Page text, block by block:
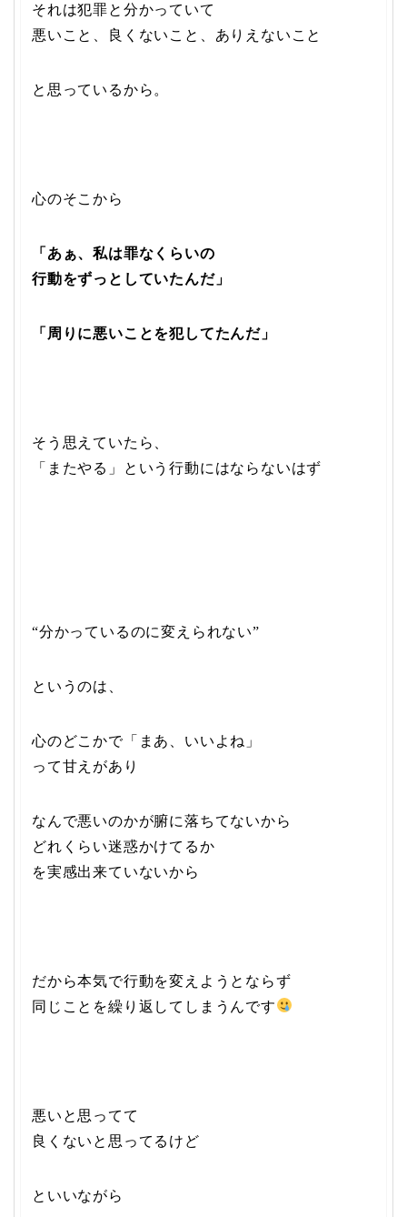
それは犯罪と分かっていて
悪いこと、良くないこと、ありえないこと
と思っているから。
心のそこから
「あぁ、私は罪なくらいの
行動をずっとしていたんだ」
「周りに悪いことを犯してたんだ」
そう思えていたら、
「またやる」という行動にはならないはず
“分かっているのに変えられない”
というのは、
心のどこかで「まあ、いいよね」
って甘えがあり
なんで悪いのかが腑に落ちてないから
どれくらい迷惑かけてるか
を実感出来ていないから
だから本気で行動を変えようとならず
同じことを繰り返してしまうんです
悪いと思ってて
良くないと思ってるけど
といいながら